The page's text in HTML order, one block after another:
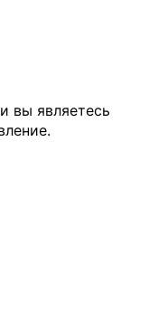
вы являетесь